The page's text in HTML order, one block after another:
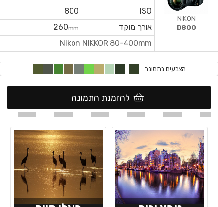
ISO
800
אורך מוקד
260mm
Nikon NIKKOR 80-400mm
NIKON
D800
הצבעים בתמונה
להזמנת התמונה